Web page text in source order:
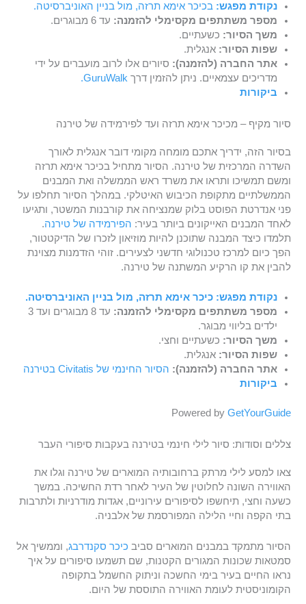
נקודת מפגש: בכיכר אימא תרזה, מול בניין האוניברסיטה.
מספר משתתפים מקסימלי להזמנה: עד 6 מבוגרים.
משך הסיור: כשעתיים.
שפות הסיור: אנגלית.
אתר החברה (להזמנה): סיורים אלו לרוב מועברים על ידי
מדריכים עצמאיים. ניתן להזמין דרך GuruWalk.
ביקורות
סיור מקיף – מכיכר אימא תרזה ועד לפירמידה של טירנה
בסיור הזה, ידריך אתכם מומחה מקומי דובר אנגלית לאורך
השדרה המרכזית של טירנה. הסיור מתחיל בכיכר אימא תרזה
ומשם תמשיכו ותראו את משרד ראש הממשלה ואת המבנים
הממשלתיים מתקופת הכיבוש האיטלקי. במהלך הסיור תחלפו על
פני אנדרטת הפוסט בלוק שמנציחה את קורבנות המשטר, ותגיעו
לאחד המבנים האייקונים ביותר בעיר: הפירמידה של טירנה.
תלמדו כיצד המבנה שתוכנן להיות מוזיאון לזכרו של הדיקטטור,
הפך כיום למרכז טכנולוגי חדשני לצעירים. זוהי הזדמנות מצוינת
להבין את קו הרקיע המשתנה של טירנה.
נקודת מפגש: כיכר אימא תרזה, מול בניין האוניברסיטה.
מספר משתתפים מקסימלי להזמנה:
עד 8 מבוגרים ועד 3
ילדים בליווי מבוגר.
משך הסיור: כשעתיים וחצי.
שפות הסיור: אנגלית.
אתר החברה (להזמנה): הסיור החינמי של Civitatis בטירנה
ביקורות
Powered by GetYourGuide
צללים וסודות: סיור לילי חינמי בטירנה בעקבות סיפורי העבר
צאו למסע לילי מרתק ברחובותיה המוארים של טירנה וגלו את
האווירה השונה לחלוטין של העיר לאחר רדת החשיכה. במשך
כשעה וחצי, תיחשפו לסיפורים עירוניים, אגדות מודרניות ולתרבות
בתי הקפה וחיי הלילה המפורסמת של אלבניה.
הסיור מתמקד במבנים המוארים סביב כיכר סקנדרבג, וממשיך אל
סמטאות שכונות המגורים הקטנות, שם תשמעו סיפורים על איך
נראו החיים בעיר בימי החשכה וניתוק החשמל בתקופה
הקומוניסטית לעומת האווירה התוססת של היום.